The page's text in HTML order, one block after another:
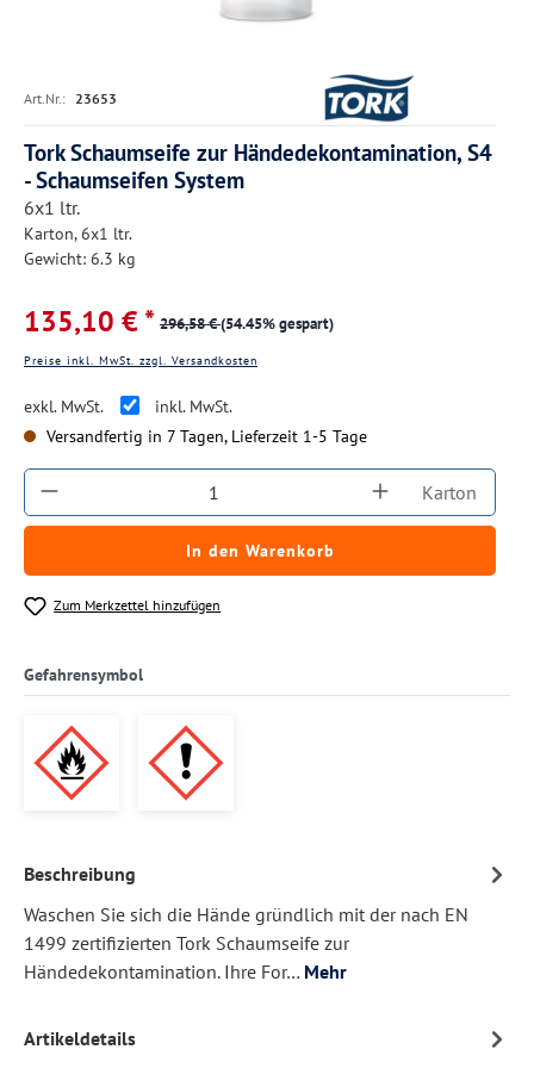
Art.Nr.: 23653
Tork Schaumseife zur Händedekontamination, S4
- Schaumseifen System
6x1 ltr.
Karton, 6x1 ltr.
Gewicht: 6.3 kg
135,10 € * 296,58 €(54.45% gespart)
Preise inkl. MwSt. zzgl. Versandkosten
exkl. MwSt.
inkl. MwSt.
Versandfertig in 7 Tagen, Lieferzeit 1-5 Tage
Produkt Anzahl: Gib den gewünschten
Karton
In den Warenkorb
Zum Merkzettel hinzufügen
Gefahrensymbol
Beschreibung
Waschen Sie sich die Hände gründlich mit der nach EN
1499 zertifizierten Tork Schaumseife zur
Händedekontamination. Ihre For… Mehr
Artikeldetails